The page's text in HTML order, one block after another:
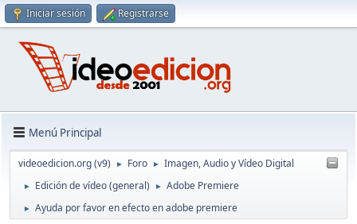
Iniciar sesión Registrarse
Menú Principal
videoedicion.org (v9) ► Foro ► Imagen, Audio y Vídeo Digital
► Edición de vídeo (general) ► Adobe Premiere
► Ayuda por favor en efecto en adobe premiere